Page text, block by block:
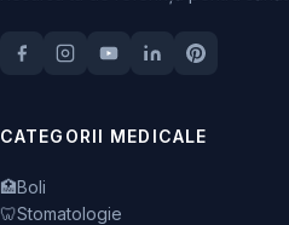
CATEGORII MEDICALE
🏥Boli
🦷Stomatologie